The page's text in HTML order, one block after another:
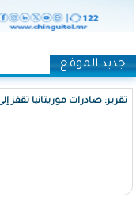
جديد الموقع
تقرير: صادرات موريتانيا تقفز إلى 4.3 مليار دولار